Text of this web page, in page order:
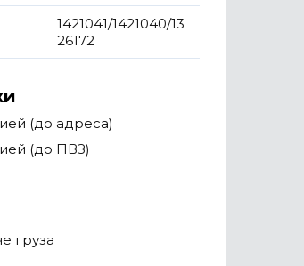
1421041/1421040/13
26172
(до адреса)
(до ПВЗ)
груза